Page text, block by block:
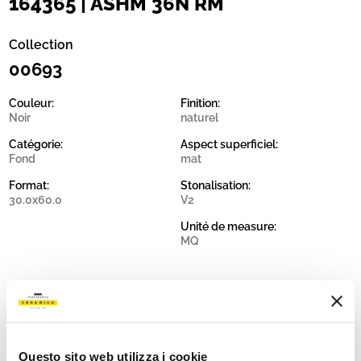
Questo sito web utilizza i cookie
Collection
00693
Couleur:
Noir
Catégorie:
Fond
Format:
30.0x60.0
Finition:
naturel
Aspect superficiel:
mat
Stonalisation:
V2
Unité de measure:
MQ